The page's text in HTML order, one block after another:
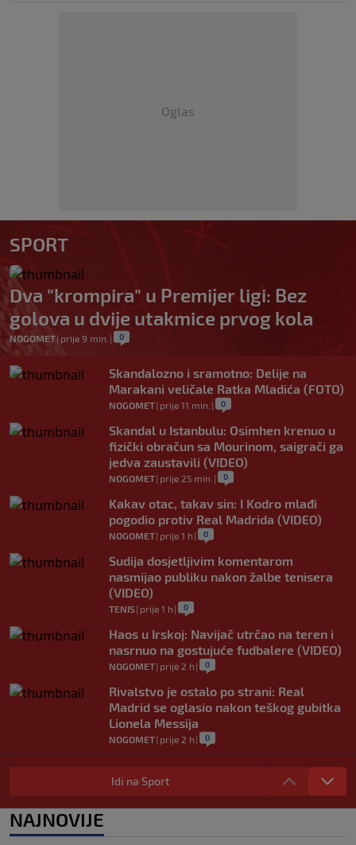
Oglas
SPORT
Dva "krompira" u Premijer ligi: Bez
golova u dvije utakmice prvog kola
NOGOMET| prije 9 min. | 0
Skandalozno i sramotno: Delije na
Marakani veličale Ratka Mladića (FOTO)
NOGOMET| prije 11 min. | 0
Skandal u Istanbulu: Osimhen krenuo u
fizički obračun sa Mourinom, saigrači ga
jedva zaustavili (VIDEO)
NOGOMET| prije 25 min. | 0
Kakav otac, takav sin: I Kodro mlađi
pogodio protiv Real Madrida (VIDEO)
NOGOMET| prije 1 h | 0
Sudija dosjetljivim komentarom
nasmijao publiku nakon žalbe tenisera
(VIDEO)
TENIS| prije 1 h | 0
Haos u Irskoj: Navijač utrčao na teren i
nasrnuo na gostujuće fudbalere (VIDEO)
NOGOMET| prije 2 h | 0
Rivalstvo je ostalo po strani: Real
Madrid se oglasio nakon teškog gubitka
Lionela Messija
NOGOMET| prije 2 h | 0
WNBA igračice odgovorile Kanteru
nakon provokacije: "Nećemo biti politički
0
Idi na Sport
NAJNOVIJE